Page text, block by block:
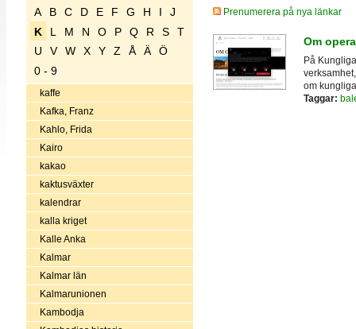
A B C D E F G H I
J
K
L M N O P Q R S
T
U
V W X Y Z Å Ä
Ö
0 - 9
kaffe
Kafka, Franz
Kahlo, Frida
Kairo
kakao
kaktusväxter
kalendrar
kalla kriget
Kalle Anka
Kalmar
Kalmar län
Kalmarunionen
Kambodja
Prenumerera på nya länkar
Om
På
om
Taggar: